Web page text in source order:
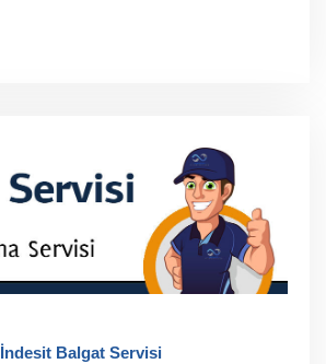
İndesit Balgat Servisi